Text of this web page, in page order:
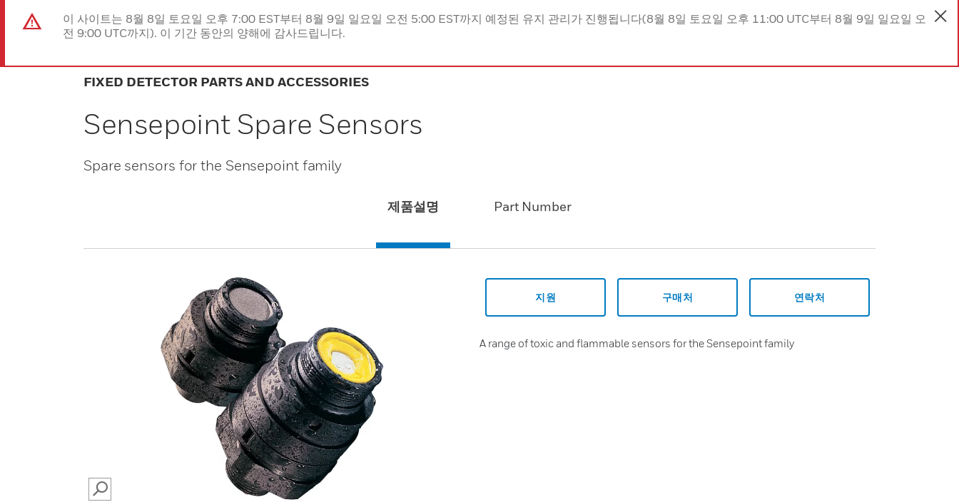
이 사이트는 8월 8일 토요일 오후 7:00 EST부터 8월 9일 일요일 오전 5:00 EST까지 예정된 유지 관리가 진행됩니다(8월 8일 토요일 오후 11:00 UTC부터 8월 9일 일요일 오
전 9:00 UTC까지). 이 기간 동안의 양해에 감사드립니다.
FIXED DETECTOR PARTS AND ACCESSORIES
Sensepoint Spare Sensors
Spare sensors for the Sensepoint family
제품설명 Part Number
SEARCH
지원 구매처 연락처
A range of toxic and flammable sensors for the Sensepoint family